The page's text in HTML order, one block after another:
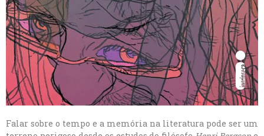
Falar sobre o tempo e a memória na literatura pode ser um